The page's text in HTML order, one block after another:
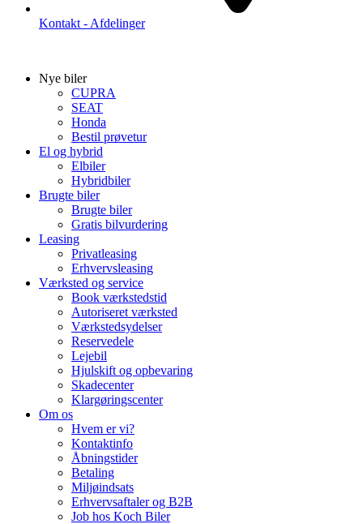
Kontakt - Afdelinger
Nye biler
CUPRA
SEAT
Honda
Bestil prøvetur
El og hybrid
Elbiler
Hybridbiler
Brugte biler
Brugte biler
Gratis bilvurdering
Leasing
Privatleasing
Erhvervsleasing
Værksted og service
Book værkstedstid
Autoriseret værksted
Værkstedsydelser
Reservedele
Lejebil
Hjulskift og opbevaring
Skadecenter
Klargøringscenter
Om os
Hvem er vi?
Kontaktinfo
Åbningstider
Betaling
Miljøindsats
Erhvervsaftaler og B2B
Job hos Koch Biler